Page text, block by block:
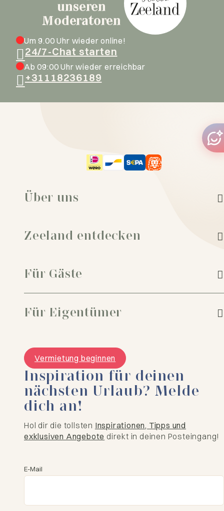
unseren
Moderatoren
Um 9.00 Uhr wieder online!
24/7-Chat starten
Ab 09:00 Uhr wieder erreichbar
+31118236189
Über uns
Zeeland entdecken
Für Gäste
Für Eigentümer
Vermietung beginnen
Inspiration für deinen
nächsten Urlaub? Melde
dich an!
Hol dir die tollsten Inspirationen, Tipps und
exklusiven Angebote direkt in deinen Posteingang!
E-Mail